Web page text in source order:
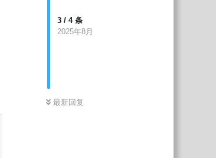
3 / 4条
2025年8月
最新回复